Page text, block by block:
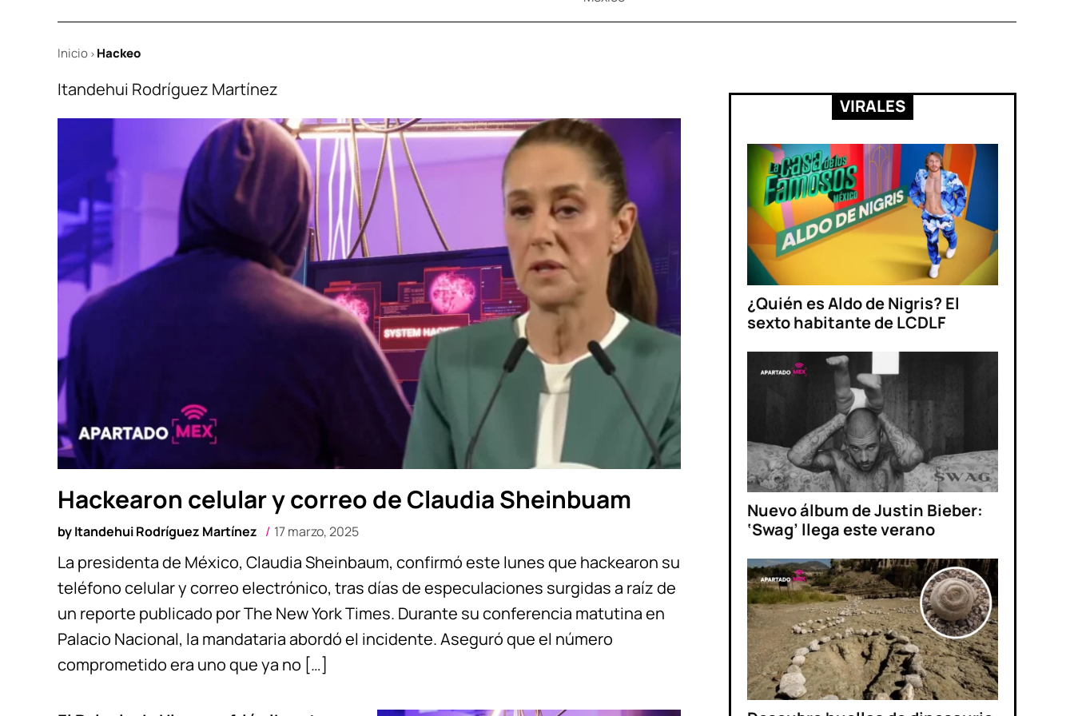
Inicio > Hackeo
Itandehui Rodríguez Martínez
Hackearon celular y correo de Claudia Sheinbuam
byItandehui Rodríguez Martínez 17 marzo, 2025
La presidenta de México, Claudia Sheinbaum, confirmó este lunes que hackearon su
teléfono celular y correo electrónico, tras días de especulaciones surgidas a raíz de
un reporte publicado por The New York Times. Durante su conferencia matutina en
Palacio Nacional, la mandataria abordó el incidente. Aseguró que el número
comprometido era uno que ya no […]
VIRALES
¿Quién es Aldo de Nigris? El
sexto habitante de LCDLF
Nuevo álbum de Justin Bieber:
‘Swag’ llega este verano